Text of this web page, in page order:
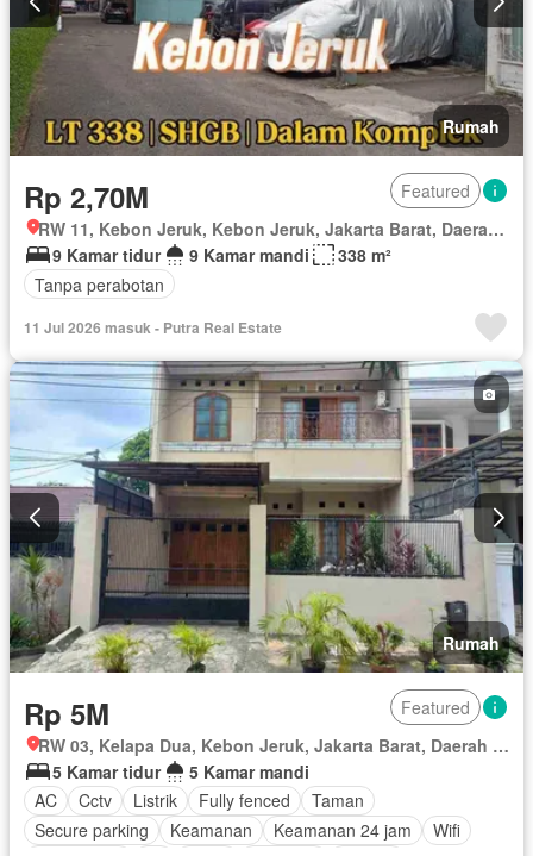
Rumah
Rp 2,70M
Featured
RW 11, Kebon Jeruk, Kebon Jeruk, Jakarta Barat, Daerah Khusus Ibukota Jakarta
9 Kamar tidur
9 Kamar mandi
338 m²
Tanpa perabotan
11 Jul 2026 masuk - Putra Real Estate
Rumah
Rp 5M
Featured
RW 03, Kelapa Dua, Kebon Jeruk, Jakarta Barat, Daerah Khusus Ibukota Jakarta
5 Kamar tidur
5 Kamar mandi
AC
Cctv Listrik Fully fenced
Taman
Secure parking
Keamanan Keamanan 24 jam
Wifi